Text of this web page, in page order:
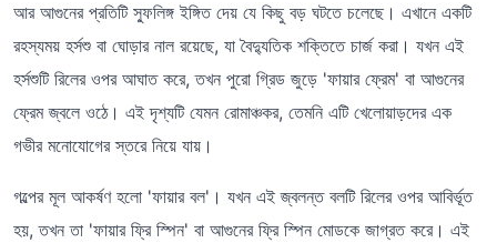
আর আগুনের প্রতিটি স্ফুলিঙ্গ ইঙ্গিত দেয় যে কিছু বড় ঘটতে চলেছে। এখানে একটি
রহস্যময় হর্সশু বা ঘোড়ার নাল রয়েছে, যা বৈদ্যুতিক শক্তিতে চার্জ করা। যখন এই
হর্সশুটি রিলের ওপর আঘাত করে, তখন পুরো গ্রিড জুড়ে 'ফায়ার ফ্রেম' বা আগুনের
ফ্রেম জ্বলে ওঠে। এই দৃশ্যটি যেমন রোমাঞ্চকর, তেমনি এটি খেলোয়াড়দের এক
গভীর মনোযোগের স্তরে নিয়ে যায়।
গল্পের মূল আকর্ষণ হলো 'ফায়ার বল'। যখন এই জ্বলন্ত বলটি রিলের ওপর আবির্ভূত
হয়, তখন তা 'ফায়ার ফ্রি স্পিন' বা আগুনের ফ্রি স্পিন মোডকে জাগ্রত করে। এই